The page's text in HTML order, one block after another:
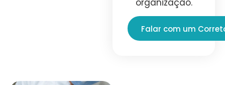
organização.
Falar com um